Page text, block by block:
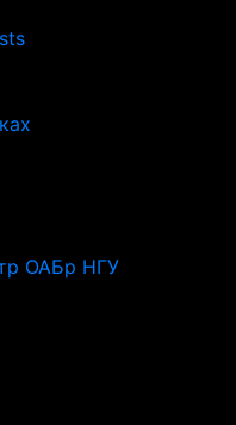
ОАБр НГУ